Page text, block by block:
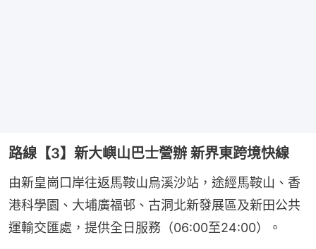
路線【3】新大嶼山巴士營辦 新界東跨境快線
由新皇崗口岸往返馬鞍山烏溪沙站，途經馬鞍山、香
港科學園、大埔廣福邨、古洞北新發展區及新田公共
運輸交匯處，提供全日服務（06:00至24:00）。